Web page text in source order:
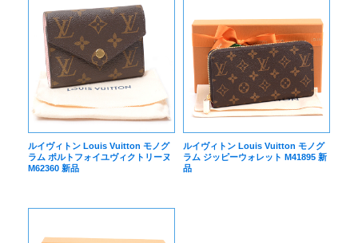
ルイヴィトン Louis Vuitton モノグ
ラム ポルトフォイユヴィクトリーヌ
M62360 新品
ルイヴィトン Louis Vuitton モノグ
ラム ジッピーウォレット M41895 新
品